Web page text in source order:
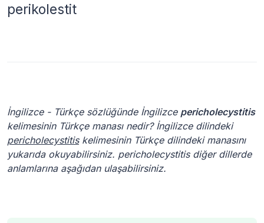
perikolestit
İngilizce - Türkçe sözlüğünde İngilizce pericholecystitis
kelimesinin Türkçe manası nedir? İngilizce dilindeki
pericholecystitiskelimesinin Türkçe dilindeki manasını
yukarıda okuyabilirsiniz. pericholecystitis diğer dillerde
anlamlarına aşağıdan ulaşabilirsiniz.